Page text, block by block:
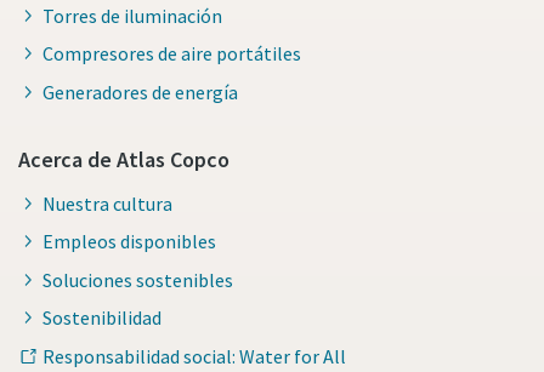
Torres de iluminación
Compresores de aire portátiles
Generadores de energía
Acerca de Atlas Copco
Nuestra cultura
Empleos disponibles
Soluciones sostenibles
Sostenibilidad
Responsabilidad social: Water for All